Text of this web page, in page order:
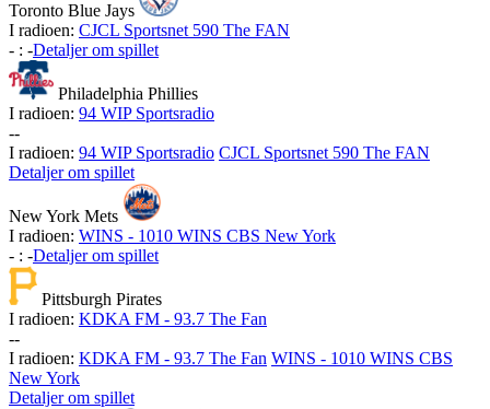
Toronto Blue Jays
I radioen: CJCL Sportsnet 590 The FAN
- : -Detaljer om spillet
Philadelphia Phillies
I radioen: 94 WIP Sportsradio
--
I radioen: 94 WIP Sportsradio CJCL Sportsnet 590 The FAN
Detaljer om spillet
New York Mets
I radioen: WINS - 1010 WINS CBS New York
- : -Detaljer om spillet
Pittsburgh Pirates
I radioen: KDKA FM - 93.7 The Fan
--
I radioen: KDKA FM - 93.7 The Fan WINS - 1010 WINS CBS
New York
Detaljer om spillet